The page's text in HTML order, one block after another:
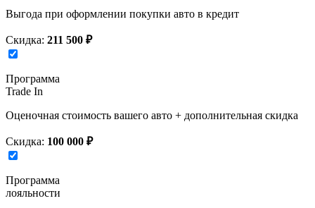
Выгода при оформлении покупки авто в кредит
Скидка: 211 500 ₽
Программа
Trade In
Оценочная стоимость вашего авто + дополнительная скидка
Скидка: 100 000 ₽
Программа
лояльности